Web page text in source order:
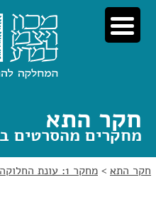
דלג
לתוכן
דלג
לניווט
חקר התא
מחקרים מהסרטים
חקר התא > מחקר 1: עונת החלוקה